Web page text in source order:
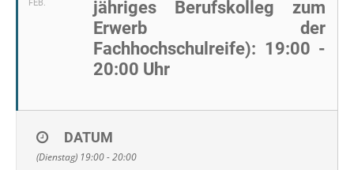
FEB.
jähriges Berufskolleg zum
Erwerb der
Fachhochschulreife): 19:00 -
20:00 Uhr
DATUM
(Dienstag) 19:00 - 20:00